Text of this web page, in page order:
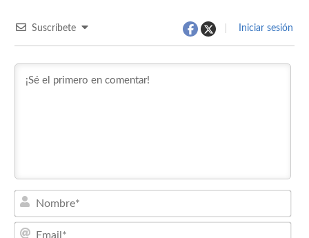
Suscríbete Iniciar sesión